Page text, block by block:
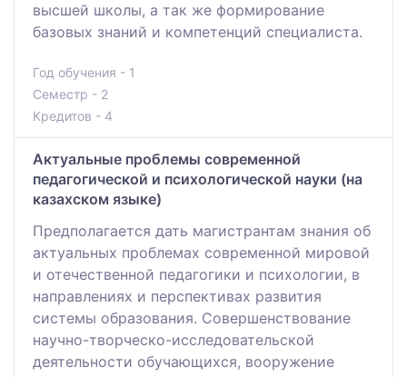
высшей школы, а так же формирование
базовых знаний и компетенций специалиста.
Год обучения - 1
Семестр - 2
Кредитов - 4
Актуальные проблемы современной
педагогической и психологической науки (на
казахском языке)
Предполагается дать магистрантам знания об
актуальных проблемах современной мировой
и отечественной педагогики и психологии, в
направлениях и перспективах развития
системы образования. Совершенствование
научно-творческо-исследовательской
деятельности обучающихся, вооружение